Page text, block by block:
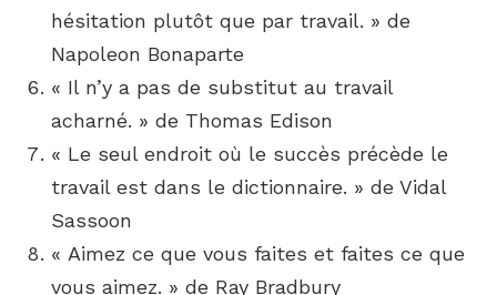
hésitation plutôt que par travail. » de
Napoleon Bonaparte
« Il n’y a pas de substitut au travail
acharné. » de Thomas Edison
« Le seul endroit où le succès précède le
travail est dans le dictionnaire. » de Vidal
Sassoon
« Aimez ce que vous faites et faites ce que
vous aimez. » de Ray Bradbury